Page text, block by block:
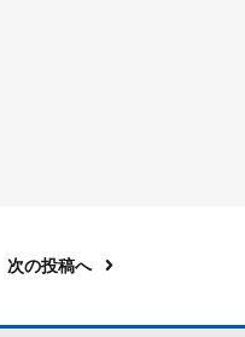
次の投稿へ